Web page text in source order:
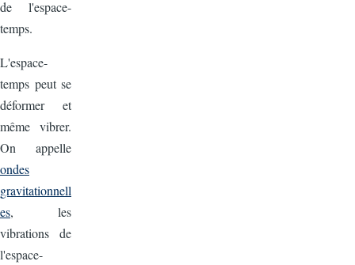
de l'espace-
temps.
L'espace-
temps peut se
déformer et
même vibrer.
On appelle
ondes
gravitationnell
es, les
vibrations de
l'espace-